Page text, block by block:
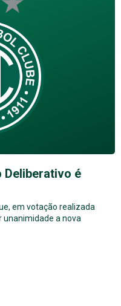
Deliberativo é
em votação realizada
a nova